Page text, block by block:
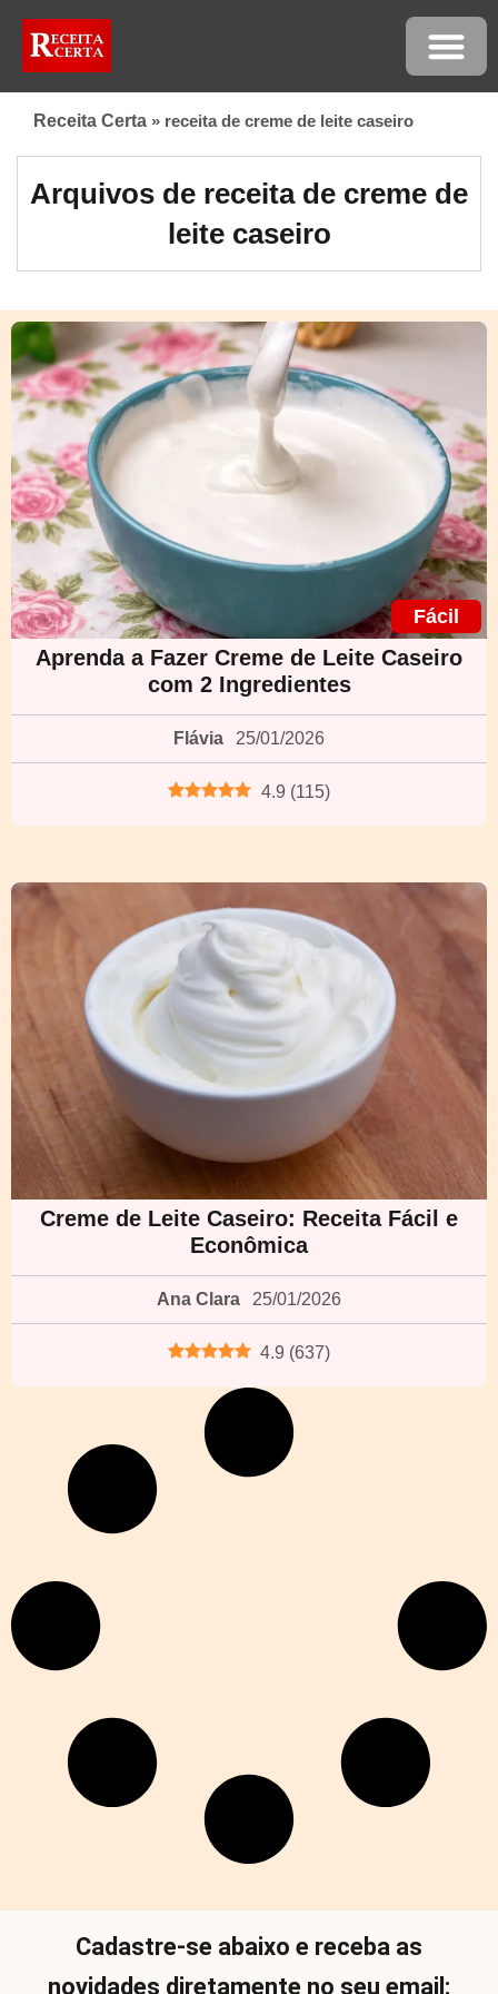
Receita Certa » receita de creme de leite caseiro
Arquivos de receita de creme de
leite caseiro
Fácil
Aprenda a Fazer Creme de Leite Caseiro
com 2 Ingredientes
Flávia 25/01/2026
4.9 (115)
Creme de Leite Caseiro: Receita Fácil e
Econômica
Ana Clara 25/01/2026
4.9 (637)
Cadastre-se abaixo e receba as
novidades diretamente no seu email: